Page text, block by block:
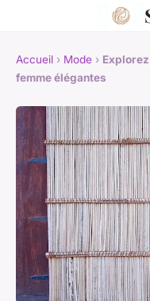
Accueil › Mode ›
femme élégantes